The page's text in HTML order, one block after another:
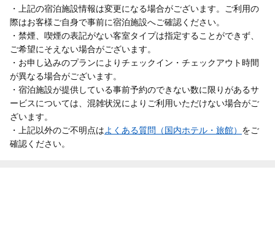
・上記の宿泊施設情報は変更になる場合がございます。ご利用の
際はお客様ご自身で事前に宿泊施設へご確認ください。
・禁煙、喫煙の表記がない客室タイプは指定することができず、
ご希望にそえない場合がございます。
・お申し込みのプランによりチェックイン・チェックアウト時間
が異なる場合がございます。
・宿泊施設が提供している事前予約のできない数に限りがあるサ
ービスについては、混雑状況によりご利用いただけない場合がご
ざいます。
・上記以外のご不明点はよくある質問（国内ホテル・旅館） をご
確認ください。